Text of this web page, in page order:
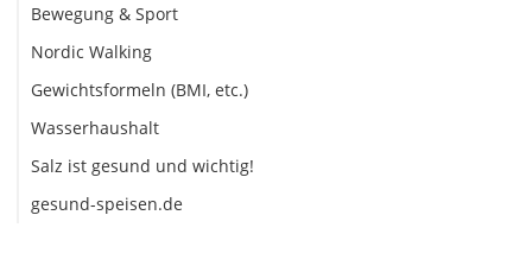
Bewegung & Sport
Nordic Walking
Gewichtsformeln (BMI, etc.)
Wasserhaushalt
Salz ist gesund und wichtig!
gesund-speisen.de